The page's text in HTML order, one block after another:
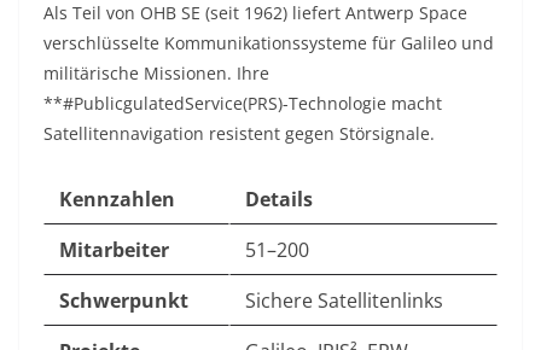
Als Teil von OHB SE (seit 1962) liefert Antwerp Space
verschlüsselte Kommunikationssysteme für Galileo und
militärische Missionen. Ihre
**#PublicgulatedService(PRS)-Technologie macht
Satellitennavigation resistent gegen Störsignale.
Kennzahlen
Details
Mitarbeiter
51–200
Schwerpunkt
Sichere Satellitenlinks